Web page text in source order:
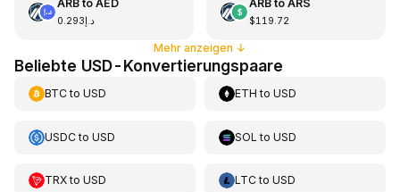
ARBto AED
د.إ0.293
ARBto ARS
$119.72
Mehr anzeigen ↓
Beliebte USD-Konvertierungspaare
BTCto USD ETH toUSD
USDCto USD SOL toUSD
TRXto USD LTCtoUSD